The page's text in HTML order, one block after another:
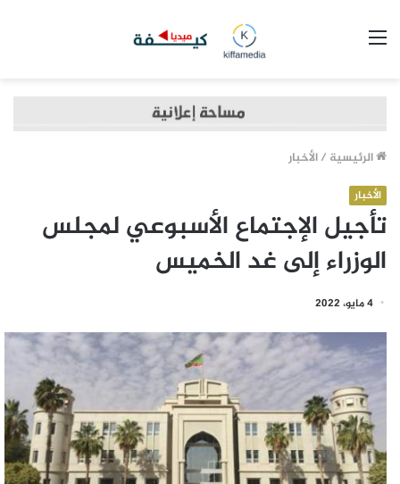
الرئيسية /الأخبار
الأخبار
تأجيل الإجتماع الأسبوعي لمجلس
الوزراء إلى غد الخميس
4 مايو، 2022